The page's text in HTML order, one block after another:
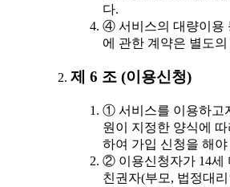
다.
④ 서비스의 대량이용
에 관한 계약은 별도
제 6 조 (이용신청)
① 서비스를 이용하고
원이 지정한 양식에
하여 가입 신청을 해야
② 이용신청자가 14세
친권자(부모, 법정대